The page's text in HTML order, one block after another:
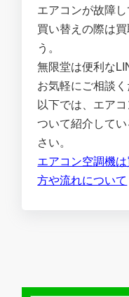
エアコンが故障し
買い替えの際は
う。
無限堂は便利な
お気軽にご相談く
以下では、エア
ついて紹介して
さい。
エアコン空調機
方や流れについて